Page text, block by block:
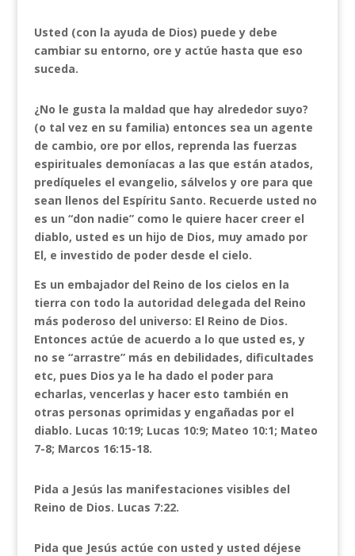
Usted (con la ayuda de Dios) puede y debe
cambiar su entorno, ore y actúe hasta que eso
suceda.
¿No le gusta la maldad que hay alrededor suyo?
(o tal vez en su familia) entonces sea un agente
de cambio, ore por ellos, reprenda las fuerzas
espirituales demoníacas a las que están atados,
predíqueles el evangelio, sálvelos y ore para que
sean llenos del Espíritu Santo. Recuerde usted no
es un “don nadie” como le quiere hacer creer el
diablo, usted es un hijo de Dios, muy amado por
El, e investido de poder desde el cielo.
Es un embajador del Reino de los cielos en la
tierra con todo la autoridad delegada del Reino
más poderoso del universo: El Reino de Dios.
Entonces actúe de acuerdo a lo que usted es, y
no se “arrastre” más en debilidades, dificultades
etc, pues Dios ya le ha dado el poder para
echarlas, vencerlas y hacer esto también en
otras personas oprimidas y engañadas por el
diablo. Lucas 10:19; Lucas 10:9; Mateo 10:1; Mateo
7-8; Marcos 16:15-18.
Pida a Jesús las manifestaciones visibles del
Reino de Dios. Lucas 7:22.
Pida que Jesús actúe con usted y usted déjese